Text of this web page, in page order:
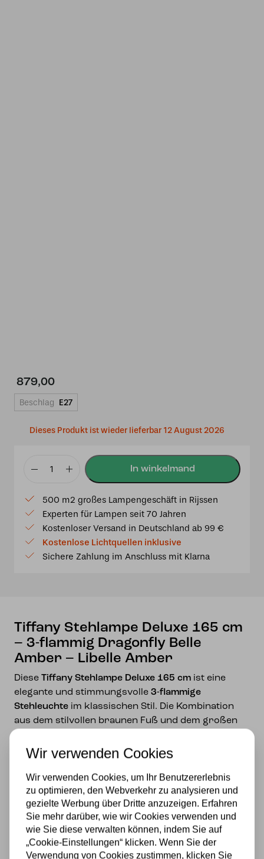
Dieses Produkt ist wieder lieferbar 12 August 2026
879,00
Beschlag E27
Tiffany
Deluxe
165
cm
–
3-
–
Libelle
Amber
Menge
500 m2 großes Lampengeschäft in Rijssen
Experten für Lampen seit 70 Jahren
Kostenloser Versand in Deutschland ab 99 €
Kostenlose Lichtquellen inklusive
Sichere Zahlung im Anschluss mit Klarna
Tiffany Stehlampe Deluxe 165 cm
– 3-flammig Dragonfly Belle
Amber – Libelle Amber
Diese Tiffany Stehlampe Deluxe 165 cm ist eine
elegante und stimmungsvolle 3-flammige
Stehleuchte im klassischen Stil. Die Kombination
aus dem stilvollen braunen Fuß und dem großen
einem echten Blickfang in jedem Interieur.
Der großzügige
Glas-in-Blei Lampenschirm mit 54
cm Durchmesseristhandgefertigt aus kleinen
Stücken echtem Glasund zeigt das ikonische
Dragonfly (Libellen) Muster in warmen Gelb-,
Creme- und Orangetönen. Die sanften
Amberfarben und feinen Farbnuancen sorgen für
Wir verwenden Cookies
Wir verwenden Cookies, um Ihr Benutzererlebnis
zu optimieren, den Webverkehr zu analysieren und
gezielte Werbung über Dritte anzuzeigen. Erfahren
Sie mehr darüber, wie wir Cookies verwenden und
wie Sie diese verwalten können, indem Sie auf
„Cookie-Einstellungen“ klicken. Wenn Sie der
Verwendung von Cookies zustimmen, klicken Sie